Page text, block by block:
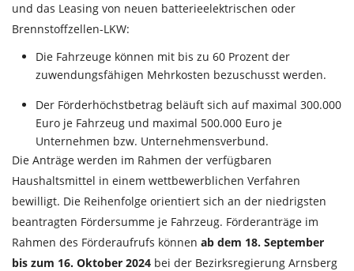
und das Leasing von neuen batterieelektrischen oder
Brennstoffzellen-LKW:
Die Fahrzeuge können mit bis zu 60 Prozent der
zuwendungsfähigen Mehrkosten bezuschusst werden.
Der Förderhöchstbetrag beläuft sich auf maximal 300.000
Euro je Fahrzeug und maximal 500.000 Euro je
Unternehmen bzw. Unternehmensverbund.
Die Anträge werden im Rahmen der verfügbaren
Haushaltsmittel in einem wettbewerblichen Verfahren
bewilligt. Die Reihenfolge orientiert sich an der niedrigsten
beantragten Fördersumme je Fahrzeug. Förderanträge im
Rahmen des Förderaufrufs können ab dem 18. September
bis zum 16. Oktober 2024 bei der Bezirksregierung Arnsberg